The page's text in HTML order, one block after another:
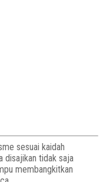
sesuai kaidah
disajikan tidak saja
membangkitkan